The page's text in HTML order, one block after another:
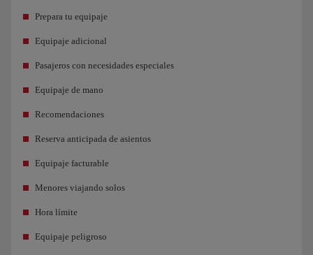
Prepara tu equipaje
Equipaje adicional
Pasajeros con necesidades especiales
Equipaje de mano
Recomendaciones
Reserva anticipada de asientos
Equipaje facturable
Menores viajando solos
Hora límite
Equipaje peligroso